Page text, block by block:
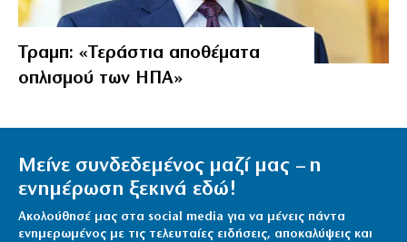
Τραμπ: «Τεράστια αποθέματα
οπλισμού των ΗΠΑ»
Μείνε συνδεδεμένος μαζί μας – η
ενημέρωση ξεκινά εδώ!
Ακολούθησέ μας στα social media για να μένεις πάντα
ενημερωμένος με τις τελευταίες ειδήσεις, αποκαλύψεις και